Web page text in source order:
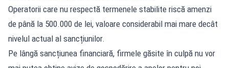
Operatorii care nu respectă termenele stabilite riscă amenzi
de până la 500.000 de lei, valoare considerabil mai mare decât
nivelul actual al sancțiunilor.
Pe lângă sancțiunea financiară, firmele găsite în culpă nu vor